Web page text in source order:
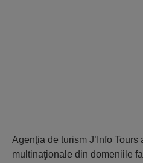
Agenţia de turism J’Info Tours
multinaţionale din domeniile